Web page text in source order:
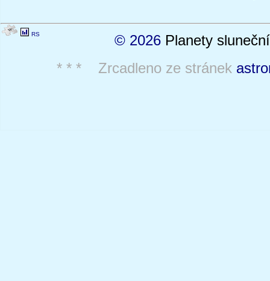
RS © 2026 Planety
* * * Zrcadleno ze stránek